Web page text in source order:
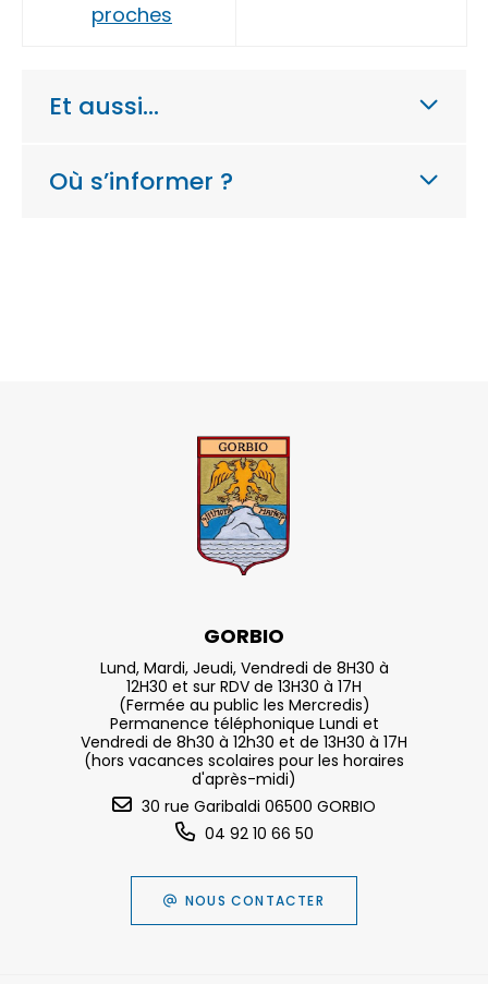
proches
Et aussi…
Où s’informer ?
GORBIO
Lund, Mardi, Jeudi, Vendredi de 8H30 à
12H30 et sur RDV de 13H30 à 17H
(Fermée au public les Mercredis)
Permanence téléphonique Lundi et
Vendredi de 8h30 à 12h30 et de 13H30 à 17H
(hors vacances scolaires pour les horaires
d'après-midi)
30 rue Garibaldi 06500 GORBIO
04 92 10 66 50
NOUS CONTACTER